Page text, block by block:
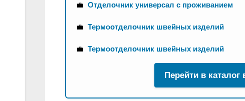
💼 Отделочник универсал с проживанием
💼 Термоотделочник швейных изделий
💼 Термоотделочник швейных изделий
Перейти в каталог